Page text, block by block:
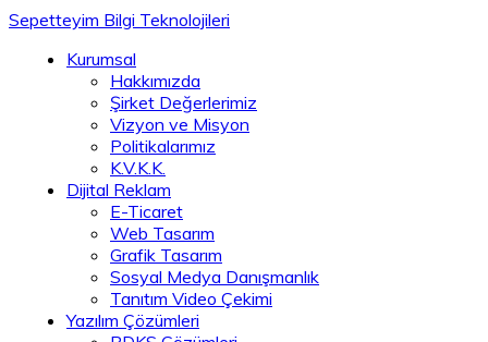
Sepetteyim Bilgi Teknolojileri
Kurumsal
Hakkımızda
Şirket Değerlerimiz
Vizyon ve Misyon
Politikalarımız
K.V.K.K.
Dijital Reklam
E-Ticaret
Web Tasarım
Grafik Tasarım
Sosyal Medya Danışmanlık
Tanıtım Video Çekimi
Yazılım Çözümleri